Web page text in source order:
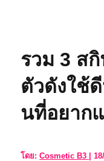
รวม 3 ส
ตัวดังใช้
นที่อยาก
โดย:Cosmetic B3 |